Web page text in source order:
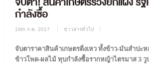
กำลังซื้อ
19th ก.ค. 2017 ข่าวสารทั่วไป
จับตาราคาสินค้าเกษตรดิ่งเหว ทั้งข้าว-มันสำปะห
ข้าวโพด-ผลไม้ ทุบกำลังซื้อรากหญ้าไตรมาส 3 วู